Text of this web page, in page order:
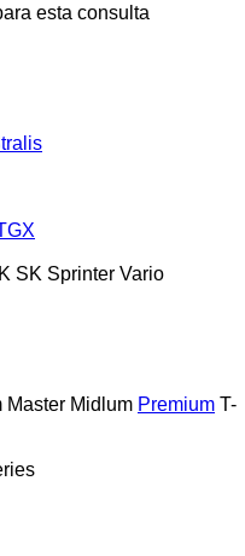
esta consulta
SK Sprinter Vario
Master Midlum Premium T-